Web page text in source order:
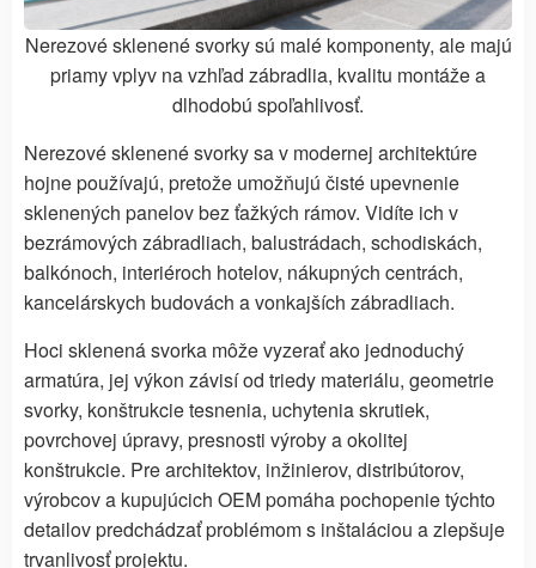
Nerezové sklenené svorky sú malé komponenty, ale majú
priamy vplyv na vzhľad zábradlia, kvalitu montáže a
dlhodobú spoľahlivosť.
Nerezové sklenené svorky sa v modernej architektúre
hojne používajú, pretože umožňujú čisté upevnenie
sklenených panelov bez ťažkých rámov. Vidíte ich v
bezrámových zábradliach, balustrádach, schodiskách,
balkónoch, interiéroch hotelov, nákupných centrách,
kancelárskych budovách a vonkajších zábradliach.
Hoci sklenená svorka môže vyzerať ako jednoduchý
armatúra, jej výkon závisí od triedy materiálu, geometrie
svorky, konštrukcie tesnenia, uchytenia skrutiek,
povrchovej úpravy, presnosti výroby a okolitej
konštrukcie. Pre architektov, inžinierov, distribútorov,
výrobcov a kupujúcich OEM pomáha pochopenie týchto
detailov predchádzať problémom s inštaláciou a zlepšuje
trvanlivosť projektu.